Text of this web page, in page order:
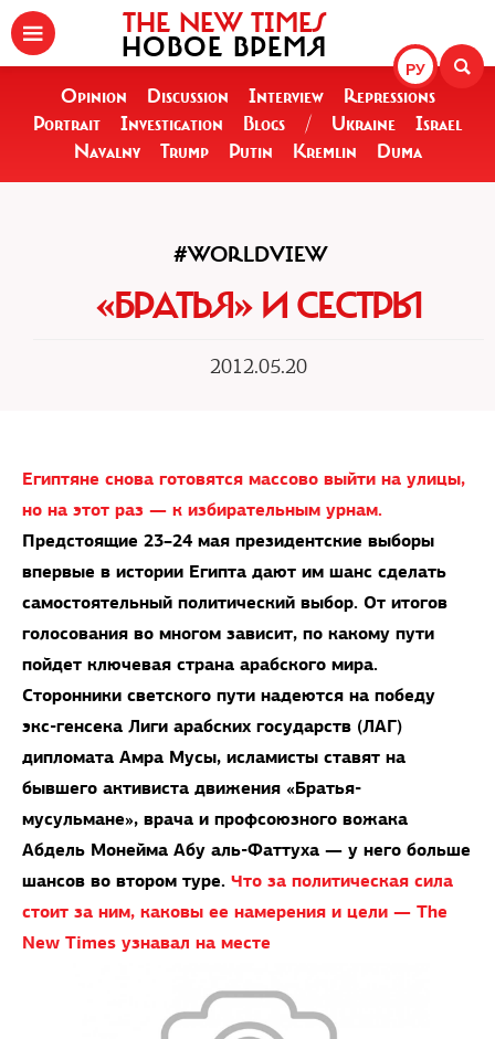
РУ
THE NEW TIMES
НОВОЕ ВРЕМЯ
Opinion Discussion Interview
Repressions
Portrait
Investigation Blogs / Ukraine
Israel
Navalny
Trump Putin Kremlin Duma
#WORLDVIEW
«БРАТЬЯ» И СЕСТРЫ
2012.05.20
Египтяне снова готовятся массово выйти на улицы,
но на этот раз — к избирательным урнам.
Предстоящие 23–24 мая президентские выборы
впервые в истории Египта дают им шанс сделать
самостоятельный политический выбор. От итогов
голосования во многом зависит, по какому пути
пойдет ключевая страна арабского мира.
Сторонники светского пути надеются на победу
экс-генсека Лиги арабских государств (ЛАГ)
дипломата Амра Мусы, исламисты ставят на
бывшего активиста движения «Братья-
мусульмане», врача и профсоюзного вожака
Абдель Монейма Абу аль-Фаттуха — у него больше
шансов во втором туре. Что за политическая сила
стоит за ним, каковы ее намерения и цели — The
New Times узнавал на месте